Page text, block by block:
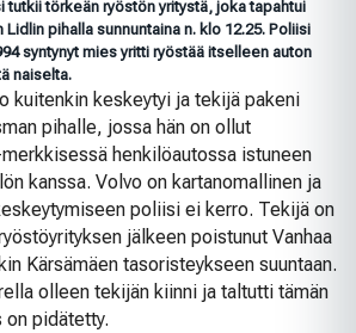
tutkii törkeän ryöstön yritystä, joka tapahtui
Lidlin pihalla sunnuntaina n. klo 12.25. Poliisi
syntynyt mies yritti ryöstää itselleen auton
naiselta.
kuitenkin keskeytyi ja tekijä pakeni
pihalle, jossa hän on ollut
henkilöautossa istuneen
kanssa. Volvo on kartanomallinen ja
poliisi ei kerro. Tekijä on
jälkeen poistunut Vanhaa
Kärsämäen tasoristeykseen suuntaan.
olleen tekijän kiinni ja taltutti tämän
on pidätetty.